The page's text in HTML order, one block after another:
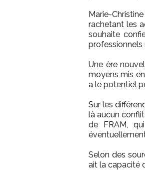
Marie-
rachetant les
souhaite
professionnels
Une ère
moyens mis
a le potentiel
Sur les
là aucun
de FRAM,
Selon des
ait la capacité